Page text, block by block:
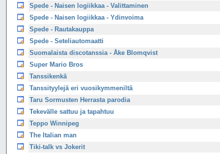
Spede - Naisen logiikkaa - Valittaminen
Spede - Naisen logiikkaa - Ydinvoima
Spede - Rautakauppa
Spede - Seteliautomaatti
Suomalaista discotanssia - Åke Blomqvist
Super Mario Bros
Tanssikenkä
Tanssityylejä eri vuosikymmeniltä
Taru Sormusten Herrasta parodia
Tekevälle sattuu ja tapahtuu
Teppo Winnipeg
The Italian man
Tiki-talk vs Jokerit